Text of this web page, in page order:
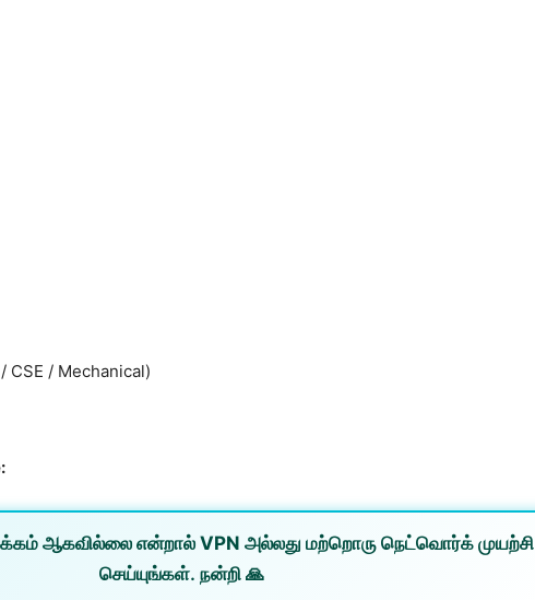
CSE / Mechanical)
ஆகவில்லை என்றால் VPN அல்லது மற்றொரு நெட்வொர்க் முயற்சி
செய்யுங்கள். நன்றி 🙏